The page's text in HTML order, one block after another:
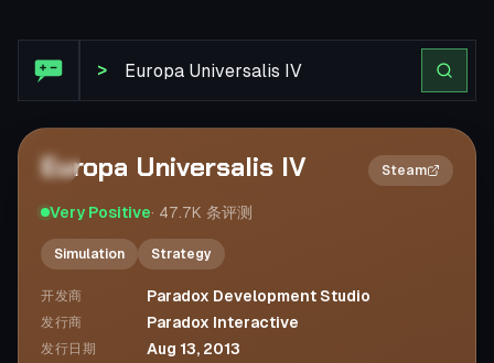
>
2×
Europa Universalis IV Steam
Very Positive· 47.7K 条评测
Simulation Strategy
开发商 Paradox Development Studio
发行商 Paradox Interactive
发行日期 Aug 13, 2013